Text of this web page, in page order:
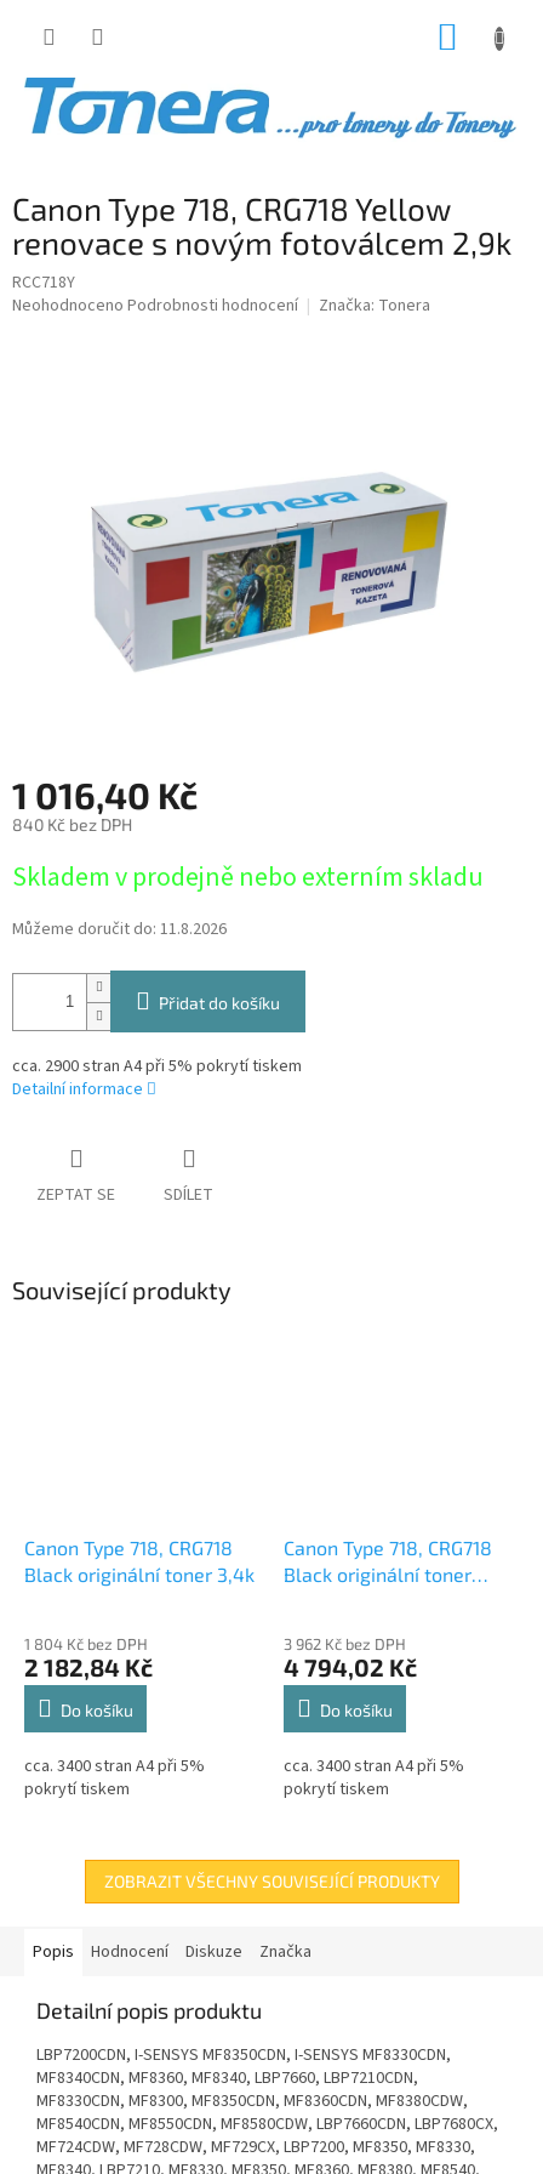
Canon Type 718, CRG718 Yellow
renovace s novým fotoválcem 2,9k
RCC718Y
Průměrné
Neohodnoceno Podrobnosti hodnocení Značka: Tonera
1 016,40 Kč
840 Kč bez DPH
cena:
Skladem v prodejně nebo externím skladu
Můžeme doručit do: 11.8.2026
Přidat do košíku
cca. 2900 stran A4 při 5% pokrytí tiskem
Detailní informace
ZEPTAT SE SDÍLET
Související produkty
Canon Type 718, CRG718
Black originální toner 3,4k
hodnocení
produktu
je
5,0
z
hvězdiček.
1 804 Kč bez DPH
2 182,84 Kč
Do košíku
cca. 3400 stran A4 při 5%
pokrytí tiskem
Canon Type 718, CRG718
Black originální toner
3 962 Kč bez DPH
4 794,02 Kč
Do košíku
cca. 3400 stran A4 při 5%
pokrytí tiskem
ZOBRAZIT VŠECHNY SOUVISEJÍCÍ PRODUKTY
Popis Hodnocení Diskuze Značka
Detailní popis produktu
LBP7200CDN, I-SENSYS MF8350CDN, I-SENSYS MF8330CDN,
MF8340CDN, MF8360, MF8340, LBP7660, LBP7210CDN,
MF8330CDN, MF8300, MF8350CDN, MF8360CDN, MF8380CDW,
MF8540CDN, MF8550CDN, MF8580CDW, LBP7660CDN, LBP7680CX,
MF724CDW, MF728CDW, MF729CX, LBP7200, MF8350, MF8330,